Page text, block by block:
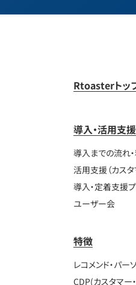
Rtoasterトッ
導入・活用支援
導入までの流れ
活用支援（カスタ
導入・定着支援
ユーザー会
特徴
レコメンド・パー
CDP(カスタマー